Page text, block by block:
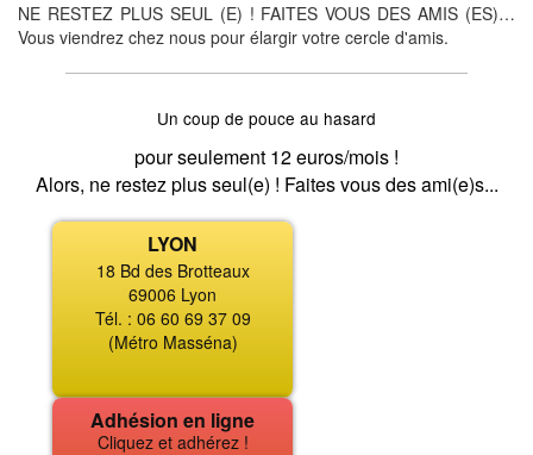
NE RESTEZ PLUS SEUL (E) ! FAITES VOUS DES AMIS (ES)…
Vous viendrez chez nous pour élargir votre cercle d'amis.
Un coup de pouce au hasard
pour seulement 12 euros/mois !
Alors, ne restez plus seul(e) ! Faites vous des ami(e)s...
LYON
18 Bd des Brotteaux
69006 Lyon
Tél. : 06 60 69 37 09
(Métro Masséna)
Adhésion en ligne
Cliquez et adhérez !